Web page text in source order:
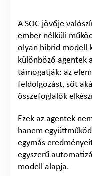
A SOC jövője
ember nélküli
olyan hibrid modell
különböző agentek
támogatják: az
feldolgozást, sőt
összefoglalók
Ezek az agentek
hanem
egymás
egyszerű
modell alapja.